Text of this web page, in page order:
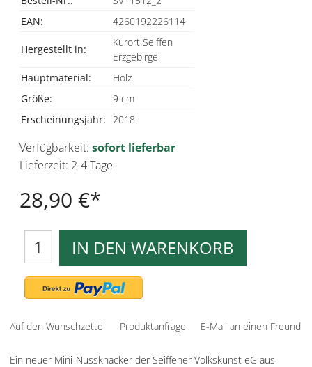
EAN:
4260192226114
Hergestellt in:
Kurort Seiffen
Erzgebirge
Hauptmaterial:
Holz
Größe:
9 cm
Erscheinungsjahr: 2018
Verfügbarkeit: sofort lieferbar
Lieferzeit: 2-4 Tage
28,90 €
IN DEN WARENKORB
Auf den Wunschzettel Produktanfrage E-Mail an einen Freund
Ein neuer Mini-Nussknacker der Seiffener Volkskunst eG aus